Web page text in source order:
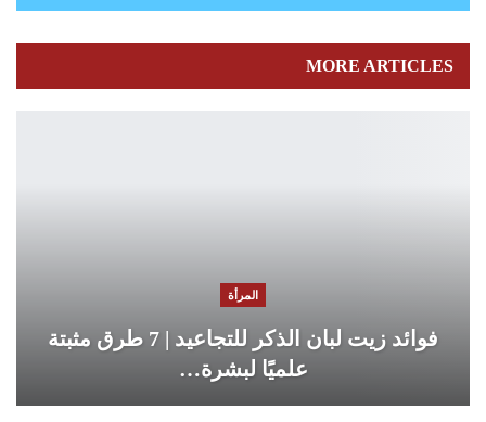
MORE ARTICLES
المرأة
فوائد زيت لبان الذكر للتجاعيد | 7 طرق مثبتة
علميًا لبشرة…